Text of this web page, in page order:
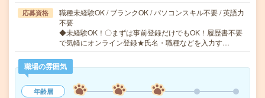
応募資格
職種未経験OK / ブランクOK / パソコンスキル不要 / 英語力
不要
◆未経験OK！〇まずは事前登録だけでもOK！履歴書不要
で気軽にオンライン登録★氏名・職種などを入力す…
職場の雰囲気
年齢層